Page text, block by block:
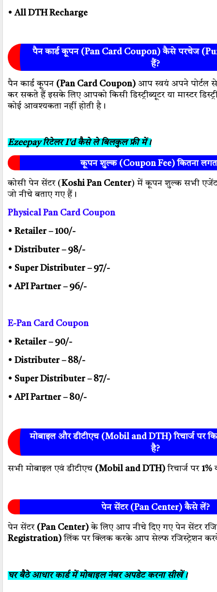
•All DTH Recharge
पैन कार्ड कूपन (Pan Card Coupon) कैसे परचेज
हैं?
पैन कार्ड कूपन (Pan Card Coupon) आप स्वयं अपने पोर्टल
कर सकते हैं इसके लिए आपको किसी डिस्ट्रीब्यूटर या मास्टर
कोई आवश्यकता नहीं होती है।
Ezeepay रिटेलर I'd कैसे ले बिलकुल फ्री में।
कूपन शुल्क (Coupon Fee) कितना
कोसी पेन सेंटर (Koshi Pan Center) में कूपन शुल्क सभी
जो नीचे बताए गए हैं।
Physical Pan Card Coupon
• Retailer – 100/-
• Distributer – 98/-
• Super Distributer – 97/-
•API Partner – 96/-
E-Pan Card Coupon
• Retailer – 90/-
• Distributer – 88/-
• Super Distributer – 87/-
•API Partner – 80/-
मोबाइल और डीटीएच (Mobil and DTH) रिचार्ज पर
है?
सभी मोबाइल एवं डीटीएच (Mobil and DTH) रिचार्ज पर 1%
पेन सेंटर (Pan Center) कैसे लें?
पेन सेंटर (Pan Center) के लिए आप नीचे दिए गए पेन सेंटर
Registration) लिंक पर क्लिक करके आप सेल्फ रजिस्ट्रेशन
घर बैठे आधार कार्ड में मोबाइल नंबर अपडेट करना सीखें।